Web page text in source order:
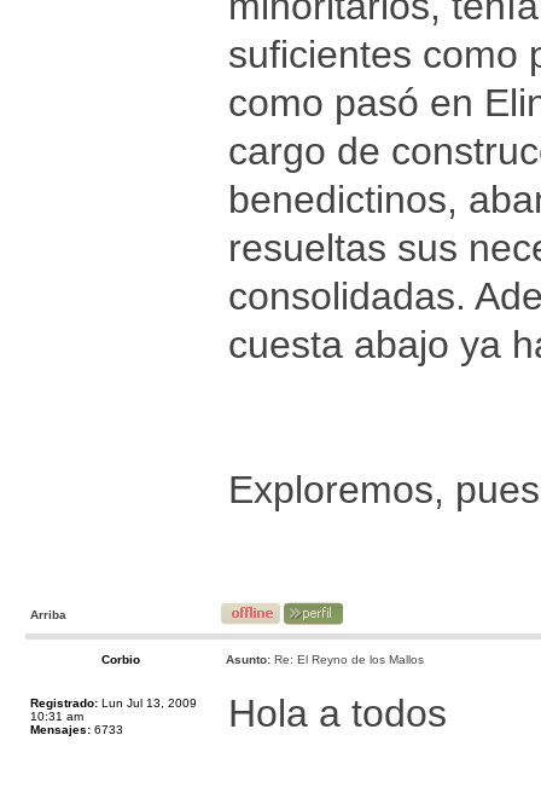
suficientes como
como pasó en
cargo de
benedictinos,
resueltas sus
consolidadas.
cuesta abajo ya
Exploremos,
Arriba
Corbio Asunto: Re: El Reyno de los Mallos
Registrado: Lun Jul 13, 2009
10:31 am
Mensajes: 6733 Hola a todos